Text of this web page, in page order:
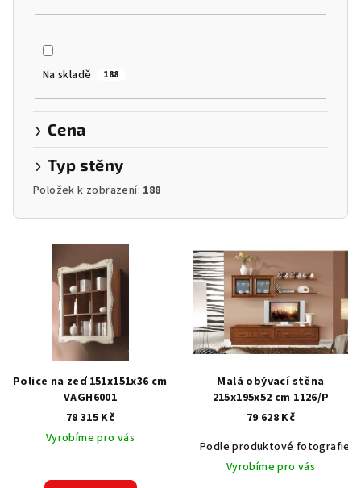
Na skladě 188
Cena
Typ stěny
Položek k zobrazení: 188
rPolice na zeď 151x151x36 cm
VAGH6001
78 315 Kč
Vyrobíme pro vás
Malá obývací stěna
215x195x52 cm 1126/P
79 628 Kč
Podle produktové fotografie
Vyrobíme pro vás